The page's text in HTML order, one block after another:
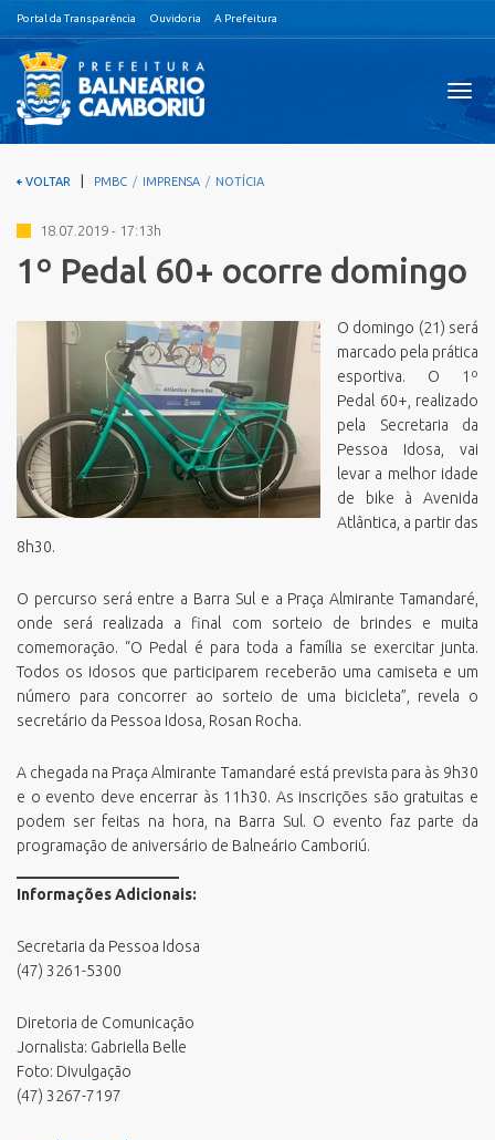
Portal da Transparência Ouvidoria A Prefeitura
VOLTAR PMBC IMPRENSA NOTÍCIA
18.07.2019 - 17:13h
1º Pedal 60+ ocorre domingo
O domingo (21) será
marcado pela prática
esportiva. O 1º
Pedal 60+, realizado
pela Secretaria da
Pessoa Idosa, vai
levar a melhor idade
de bike à Avenida
Atlântica, a partir das
8h30.
O percurso será entre a Barra Sul e a Praça Almirante Tamandaré,
onde será realizada a final com sorteio de brindes e muita
comemoração. “O Pedal é para toda a família se exercitar junta.
Todos os idosos que participarem receberão uma camiseta e um
número para concorrer ao sorteio de uma bicicleta”, revela o
secretário da Pessoa Idosa, Rosan Rocha.
A chegada na Praça Almirante Tamandaré está prevista para às 9h30
e o evento deve encerrar às 11h30. As inscrições são gratuitas e
podem ser feitas na hora, na Barra Sul. O evento faz parte da
programação de aniversário de Balneário Camboriú.
Informações Adicionais:
Secretaria da Pessoa Idosa
(47) 3261-5300
Diretoria de Comunicação
Jornalista: Gabriella Belle
Foto: Divulgação
(47) 3267-7197